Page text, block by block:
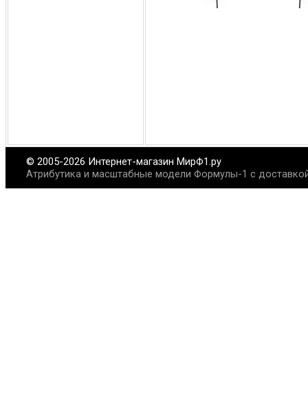
© 2005-2026 Интернет-магазин МирФ1.ру
Атрибутика и масштабные модели Формулы-1 с